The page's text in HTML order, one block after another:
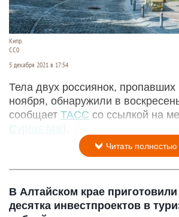
Кипр.
СС0
5 декабря 2021 в 17:54
Тела двух россиянок, пропавших
ноября, обнаружили в
сообщает ТАСС со ссылкой на
Cyprus Mail
Читать полностью
В Алтайском крае
десятка инвестпроектов в